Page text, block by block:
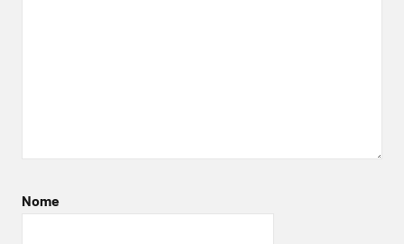
Nome